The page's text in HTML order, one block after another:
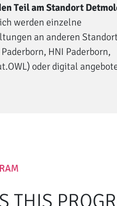
Teil am Standort
werden einzelne
an anderen
HNI Paderborn,
oder digital